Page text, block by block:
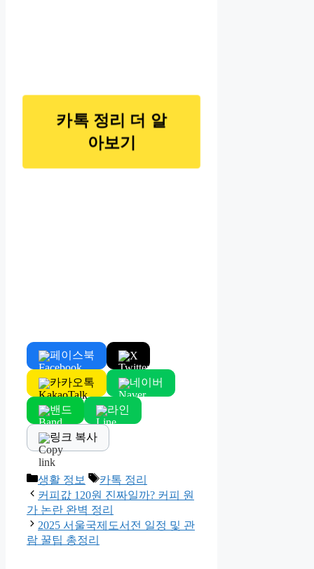
카톡 정리 더 알
아보기
페이스북 X
카카오톡 네이버
밴드 라인
링크 복사
Categories
생활 정보 Tags
카톡 정리
커피값 120원 진짜일까? 커피 원
가 논란 완벽 정리
2025 서울국제도서전 일정 및 관
람 꿀팁 총정리